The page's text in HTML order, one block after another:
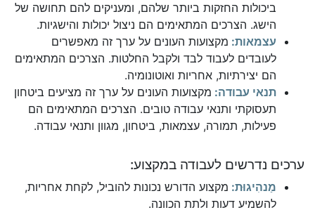
ביכולות החזקות ביותר שלהם, ומעניקים להם תחושה של
הישג. הצרכים המתאימים הם ניצול יכולות והישגיות.
עצמאות: מקצועות העונים על ערך זה מאפשרים
לעובדים לעבוד לבד ולקבל החלטות. הצרכים המתאימים
הם יצירתיות, אחריות ואוטונומיה.
תנאי עבודה: מקצועות העונים על ערך זה מציעים ביטחון
תעסוקתי ותנאי עבודה טובים. הצרכים המתאימים הם
פעילות, תמורה, עצמאות, ביטחון, מגוון ותנאי עבודה.
ערכים נדרשים לעבודה במקצוע:
מַנהִיגוּת: מקצוע הדורש נכונות להוביל, לקחת אחריות,
להשמיע דעות ולתת הכוונה.